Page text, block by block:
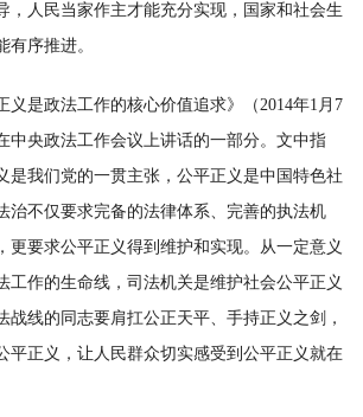
，人民当家作主才能充分实现，国家和社会生
有序推进。
是政法工作的核心价值追求》（2014年1月7
中央政法工作会议上讲话的一部分。文中指
是我们党的一贯主张，公平正义是中国特色社
治不仅要求完备的法律体系、完善的执法机
更要求公平正义得到维护和实现。从一定意义
工作的生命线，司法机关是维护社会公平正义
战线的同志要肩扛公正天平、手持正义之剑，
平正义，让人民群众切实感受到公平正义就在